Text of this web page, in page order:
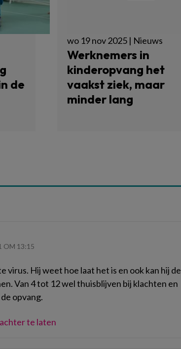
de
wo 19 nov 2025 | Nieuws
Werknemers in
kinderopvang het
vaakst ziek, maar
minder lang
OM 13:15
virus. Hij weet hoe laat het is en ook kan hij de
Van 4 tot 12 wel thuisblijven bij klachten en
opvang.
te laten